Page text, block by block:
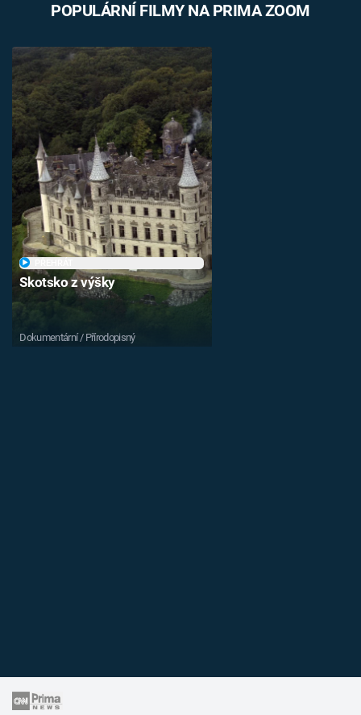
POPULÁRNÍ FILMY NA PRIMA ZOOM
Skotsko z výšky
Dokumentární / Přírodopisný